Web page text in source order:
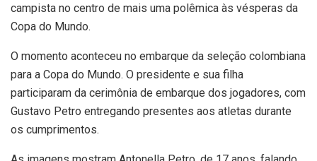
campista no centro de mais uma polêmica às vésperas da
Copa do Mundo.
O momento aconteceu no embarque da seleção colombiana
para a Copa do Mundo. O presidente e sua filha
participaram da cerimônia de embarque dos jogadores, com
Gustavo Petro entregando presentes aos atletas durante
os cumprimentos.